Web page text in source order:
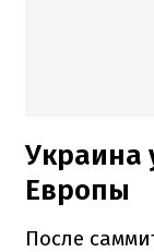
Украина
Европы
После